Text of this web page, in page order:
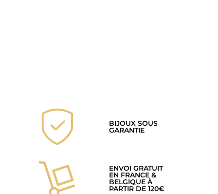
BIJOUX SOUS
GARANTIE
ENVOI GRATUIT
EN FRANCE &
BELGIQUE À
PARTIR DE 120€